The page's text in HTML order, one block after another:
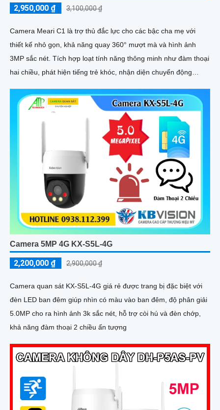
2,950,000 ₫ 3,100,000 ₫
Camera Meari C1 là trợ thủ đắc lực cho các bậc cha mẹ với
thiết kế nhỏ gọn, khả năng quay 360° mượt mà và hình ảnh
3MP sắc nét. Tích hợp loạt tính năng thông minh như đàm thoại
hai chiều, phát hiện tiếng trẻ khóc, nhận diện chuyển động
nối và bảo vệ con yêu mọi lúc
Camera 5MP 4G KX-S5L-4G
2,200,000 ₫ 2,900,000 ₫
Camera quan sát KX-S5L-4G giá rẻ được trang bị đặc biệt với
đèn LED ban đêm giúp nhìn có màu vào ban đêm, độ phân giải
5.0MP cho ra hình ảnh 3k sắc nét, hỗ trợ còi hú và đèn chớp,
khả năng đàm thoại 2 chiều ấn tượng